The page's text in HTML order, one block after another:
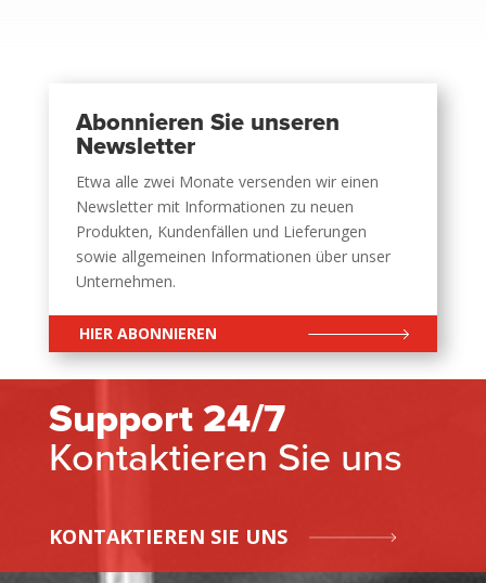
Abonnieren Sie unseren
Newsletter
Etwa alle zwei Monate versenden wir einen
Newsletter mit Informationen zu neuen
Produkten, Kundenfällen und Lieferungen
sowie allgemeinen Informationen über unser
Unternehmen.
HIER ABONNIEREN
Support 24/7
Kontaktieren Sie uns
KONTAKTIEREN SIE UNS